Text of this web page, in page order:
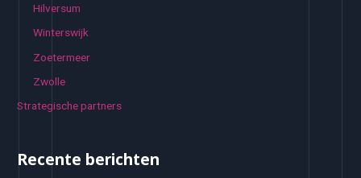
Hilversum
Winterswijk
Zoetermeer
Zwolle
Strategische partners
Recente berichten